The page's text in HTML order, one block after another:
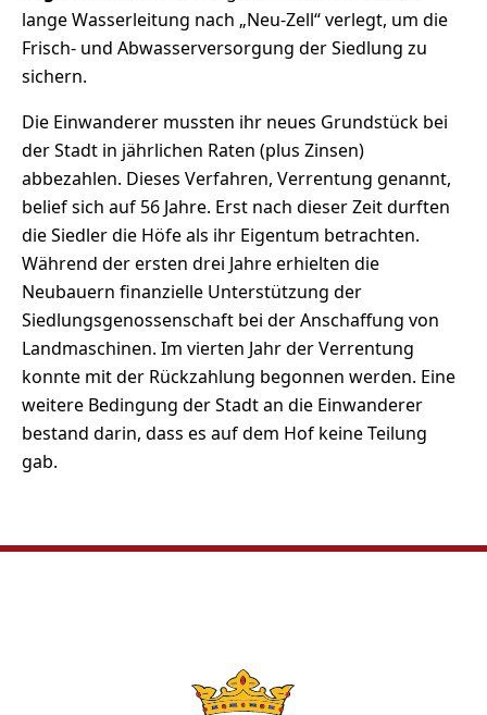
lange Wasserleitung nach „Neu-Zell“ verlegt, um die
Frisch- und Abwasserversorgung der Siedlung zu
sichern.
Die Einwanderer mussten ihr neues Grundstück bei
der Stadt in jährlichen Raten (plus Zinsen)
abbezahlen. Dieses Verfahren, Verrentung genannt,
belief sich auf 56 Jahre. Erst nach dieser Zeit durften
die Siedler die Höfe als ihr Eigentum betrachten.
Während der ersten drei Jahre erhielten die
Neubauern finanzielle Unterstützung der
Siedlungsgenossenschaft bei der Anschaffung von
Landmaschinen. Im vierten Jahr der Verrentung
konnte mit der Rückzahlung begonnen werden. Eine
weitere Bedingung der Stadt an die Einwanderer
bestand darin, dass es auf dem Hof keine Teilung
gab.